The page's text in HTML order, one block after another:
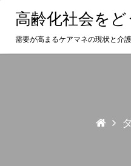
content
高齢化社会を
需要が高まるケアマネの現状と介